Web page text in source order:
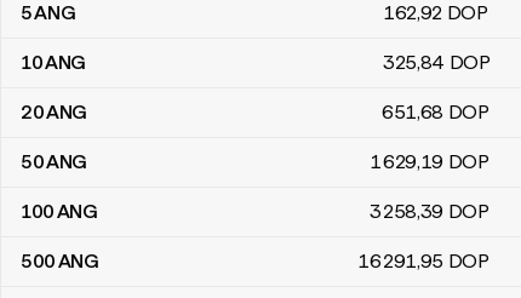
5ANG 162,92 DOP
10ANG 325,84 DOP
20ANG 651,68 DOP
50ANG 1 629,19 DOP
100ANG 3 258,39 DOP
500ANG 16 291,95 DOP